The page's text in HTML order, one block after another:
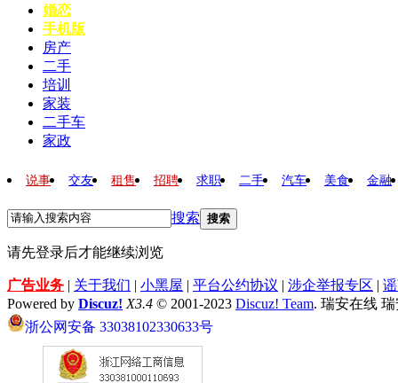
婚恋
手机版
房产
二手
培训
家装
二手车
家政
说事 交友 租售 招聘 求职 二手 汽车 美食 金融
搜索 搜索
请先登录后才能继续浏览
广告业务 | 关于我们 | 小黑屋 | 平台公约协议 | 涉企举报专区 |
Powered by Discuz! X3.4 © 2001-2023 Discuz! Team. 瑞安在线
浙公网安备 33038102330633号